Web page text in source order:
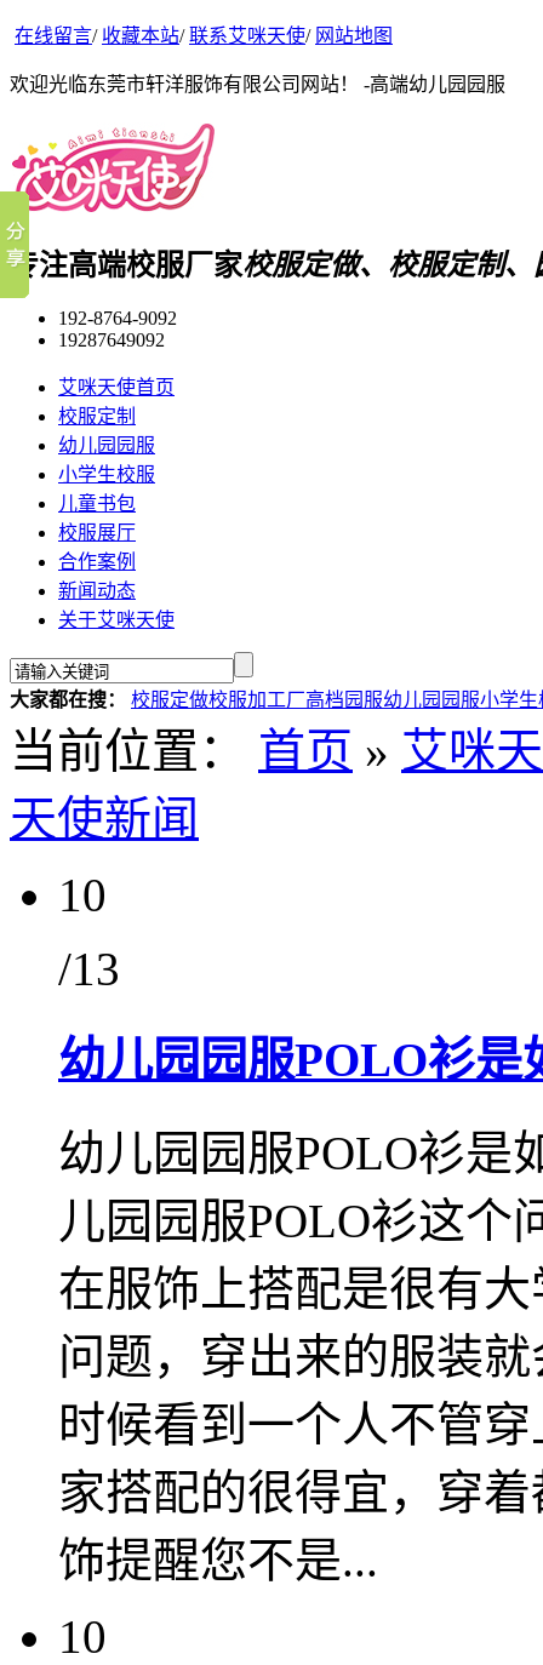
在线留言/ 收藏本站/联系艾咪天使/ 网站地图
欢迎光临东莞市轩洋服饰有限公司网站！ -高端幼儿园园服
专注高端校服厂家校服定做、校服定制
192-8764-9092
19287649092
艾咪天使首页
校服定制
幼儿园园服
小学生校服
儿童书包
校服展厅
合作案例
新闻动态
关于艾咪天使
大家都在搜： 校服定做校服加工厂高档园服幼儿园园服小学生
当前位置： 首页 » 艾咪
天使新闻
10
/13
幼儿园园服POLO衫是
幼儿园园服POLO衫是
儿园园服POLO衫这个
在服饰上搭配是很有
问题，穿出来的服装
时候看到一个人不管
家搭配的很得宜，穿
饰提醒您不是...
10